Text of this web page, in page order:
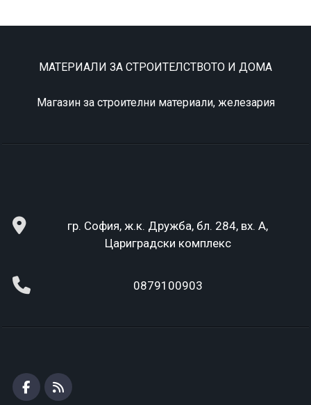
МАТЕРИАЛИ ЗА СТРОИТЕЛСТВОТО И ДОМА
Магазин за строителни материали, железария
гр. София, ж.к. Дружба, бл. 284, вх. А,
Цариградски комплекс
0879100903